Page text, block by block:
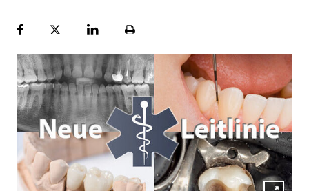
FacebookPlattformLinekdInSeite